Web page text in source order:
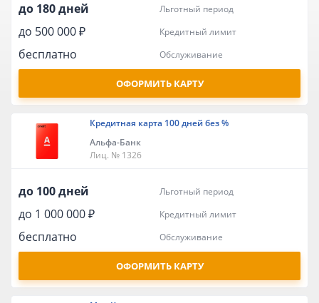
до 180 дней льготный период
до 500 000 ₽ кредитный лимит
бесплатно обслуживание
ОФОРМИТЬ КАРТУ
Кредитная карта 100 дней без %
Альфа-Банк
Лиц. № 1326
до 100 дней льготный период
до 1 000 000 ₽ кредитный лимит
бесплатно обслуживание
ОФОРМИТЬ КАРТУ